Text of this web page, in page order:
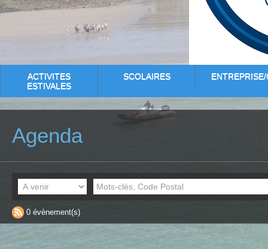
ACTIVITES
ESTIVALES
SCOLAIRES ENTREPRISE/
Agenda
0 évènement(s)